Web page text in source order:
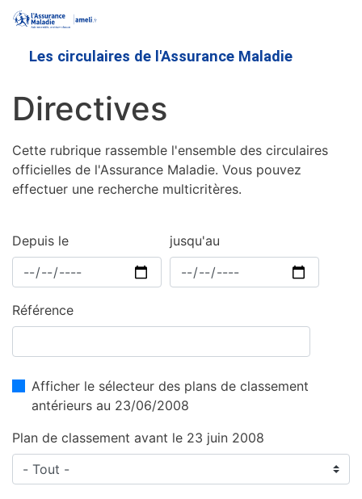
contenu
Les circulaires de l'Assurance Maladie
Directives
Cette rubrique rassemble l'ensemble des circulaires
officielles de l'Assurance Maladie. Vous pouvez
effectuer une recherche multicritères.
Depuis le jusqu'au
Référence
Afficher le sélecteur des plans de classement
antérieurs au 23/06/2008
Plan de classement avant le 23 juin 2008